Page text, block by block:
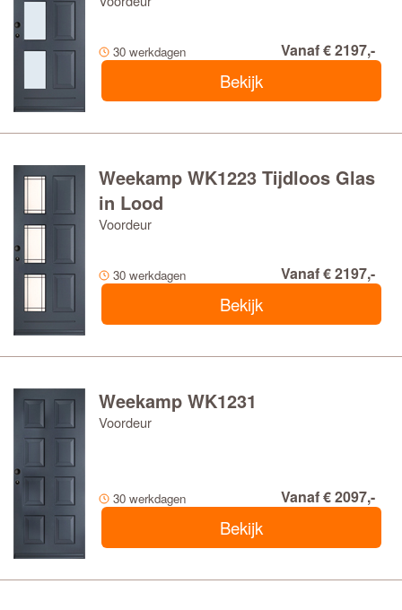
30 werkdagen Vanaf € 2197,-
Bekijk
Weekamp WK1223 Tijdloos Glas
in Lood
Voordeur
30 werkdagen Vanaf € 2197,-
Bekijk
Weekamp WK1231
Voordeur
30 werkdagen Vanaf € 2097,-
Bekijk